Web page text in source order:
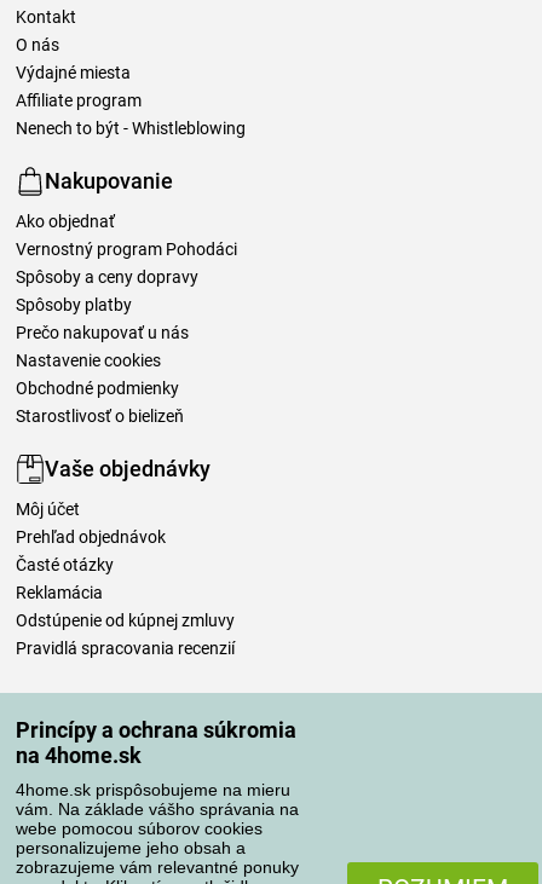
Princípy a ochrana súkromia
na 4home.sk
4home.sk prispôsobujeme na mieru
vám. Na základe vášho správania na
webe pomocou súborov cookies
personalizujeme jeho obsah a
zobrazujeme vám relevantné ponuky
Kontakt
O nás
Výdajné miesta
Affiliate program
Nenech to být - Whistleblowing
Nakupovanie
Ako objednať
Vernostný program Pohodáci
Spôsoby a ceny dopravy
Spôsoby platby
Prečo nakupovať u nás
Nastavenie cookies
Obchodné podmienky
Starostlivosť o bielizeň
Vaše objednávky
Môj účet
Prehľad objednávok
Časté otázky
Reklamácia
Odstúpenie od kúpnej zmluvy
Pravidlá spracovania recenzií
Spôsoby platby